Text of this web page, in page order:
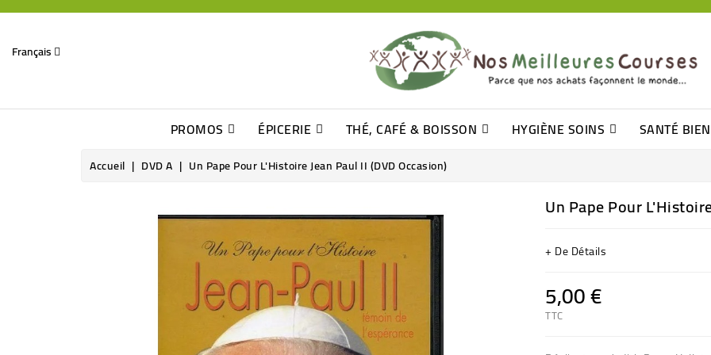
Français
PROMOS ÉPICERIE THÉ, CAFÉ & BOISSON HYGIÈNE SOINS SANTÉ
Accueil DVD A Un Pape Pour L'Histoire Jean Paul II (DVD Occasion)
Un Pape Pour
+ De Détails
5,00 €
TTC